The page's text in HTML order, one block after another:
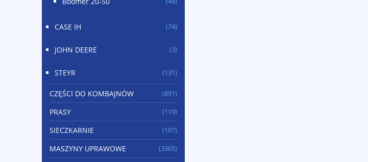
CASE IH (74)
JOHN DEERE (3)
STEYR (131)
CZĘŚCI DO KOMBAJNÓW (891)
PRASY (119)
SIECZKARNIE (107)
MASZYNY UPRAWOWE (3365)